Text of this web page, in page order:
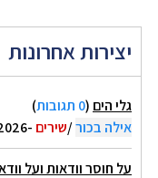
אחרונות
הים(0 תגובות
)
בכור /שירים-06/08/2026 23:14
חוסר וודאות ועל וודאות(1 תגובות